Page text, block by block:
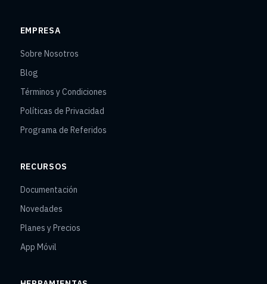
EMPRESA
Sobre Nosotros
Blog
Términos y Condiciones
Políticas de Privacidad
Programa de Referidos
RECURSOS
Documentación
Novedades
Planes y Precios
App Móvil